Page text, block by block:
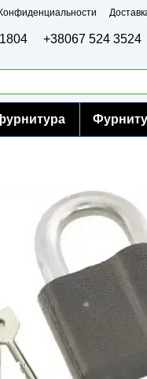
+38067 524 3524